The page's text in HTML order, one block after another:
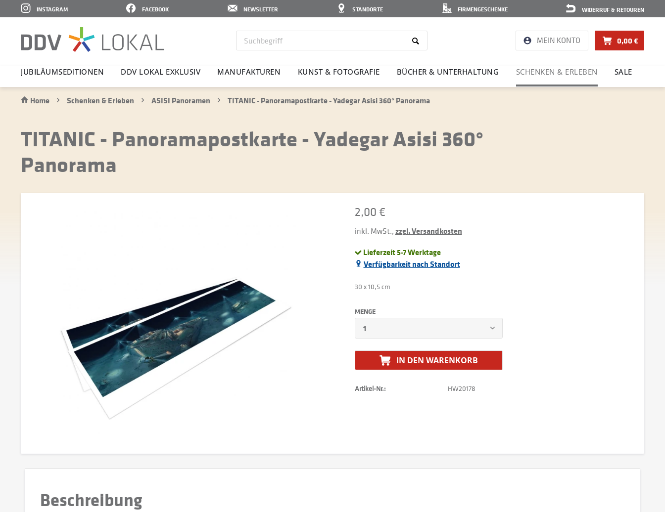
WIDERRUF & RETOUREN
FIRMENGESCHENKE
STANDORTE
NEWSLETTER
FACEBOOK
INSTAGRAM
MEIN KONTO 0,00 €
JUBI­LÄ­UMS­E­DI­TIONEN DDV LOKAL EXKLUSIV MANU­FAK­TUREN KUNST & FOTO­GRAFIE BÜCHER & UNTER­HAL­TUNG SCHENKEN & ERLEBEN SALE
Home Schenken & Erleben ASISI Panoramen TITANIC - Panoramapostkarte - Yadegar Asisi 360° Panorama
TITANIC - Panoramapostkarte - Yadegar Asisi 360°
Panorama
2,00 €
inkl. MwSt.,zzgl. Versandkosten
Lieferzeit 5-7 Werktage
Verfügbarkeit nach Standort
30 x 10,5 cm
MENGE
IN DEN WARENKORB
Artikel-Nr.: HW20178
Beschreibung